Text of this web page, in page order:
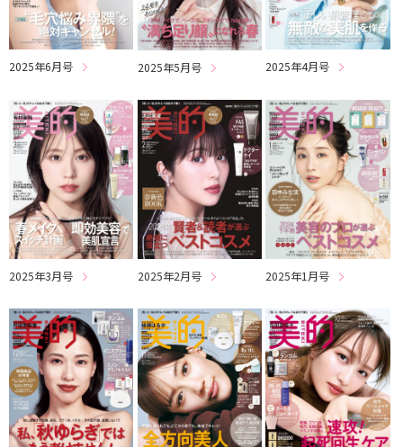
2025年6月号 2025年5月号 2025年4月号
2025年3月号 2025年2月号 2025年1月号